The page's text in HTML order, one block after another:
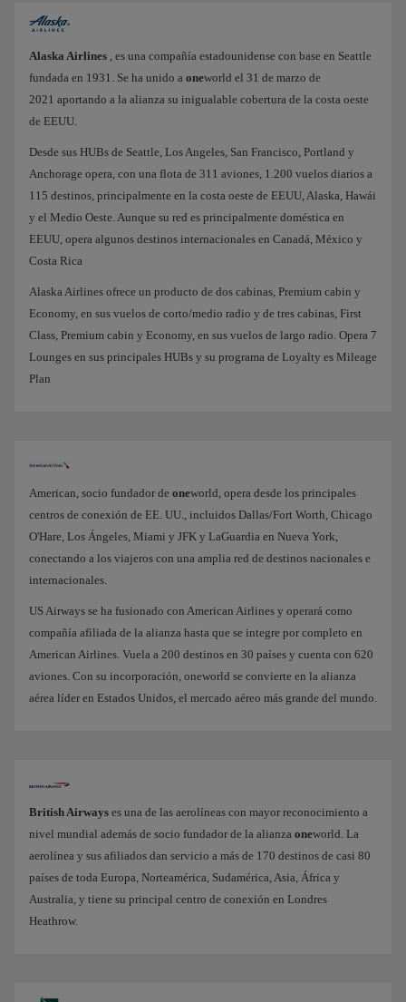
Alaska Airlines , es una compañía estadounidense con base en Seattle
fundada en 1931. Se ha unido a oneworld el 31 de marzo de
2021 aportando a la alianza su inigualable cobertura de la costa oeste
de EEUU.
Desde sus HUBs de Seattle, Los Angeles, San Francisco, Portland y
Anchorage opera, con una flota de 311 aviones, 1.200 vuelos diarios a
115 destinos, principalmente en la costa oeste de EEUU, Alaska, Hawái
y el Medio Oeste. Aunque su red es principalmente doméstica en
EEUU, opera algunos destinos internacionales en Canadá, México y
Costa Rica
Alaska Airlines ofrece un producto de dos cabinas, Premium cabin y
Economy, en sus vuelos de corto/medio radio y de tres cabinas, First
Class, Premium cabin y Economy, en sus vuelos de largo radio. Opera 7
Lounges en sus principales HUBs y su programa de Loyalty es Mileage
Plan
American, socio fundador de oneworld, opera desde los principales
centros de conexión de EE. UU., incluidos Dallas/Fort Worth, Chicago
O'Hare, Los Ángeles, Miami y JFK y LaGuardia en Nueva York,
conectando a los viajeros con una amplia red de destinos nacionales e
internacionales.
US Airways se ha fusionado con American Airlines y operará como
compañía afiliada de la alianza hasta que se integre por completo en
American Airlines. Vuela a 200 destinos en 30 países y cuenta con 620
aviones. Con su incorporación, oneworld se convierte en la alianza
aérea líder en Estados Unidos, el mercado aéreo más grande del mundo.
British Airways es una de las aerolíneas con mayor reconocimiento a
nivel mundial además de socio fundador de la alianza oneworld. La
aerolínea y sus afiliados dan servicio a más de 170 destinos de casi 80
países de toda Europa, Norteamérica, Sudamérica, Asia, África y
Australia, y tiene su principal centro de conexión en Londres
Heathrow.